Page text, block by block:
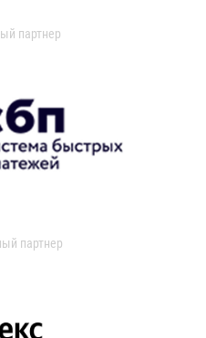
партнер
партнер